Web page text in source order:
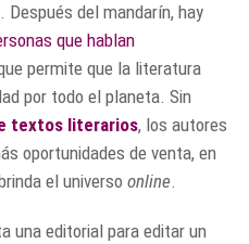
del mandarín, hay
que hablan
permite que la literatura
por todo el planeta. Sin
textos literarios, los autores
oportunidades de venta, en
el universo online.
una editorial para editar un